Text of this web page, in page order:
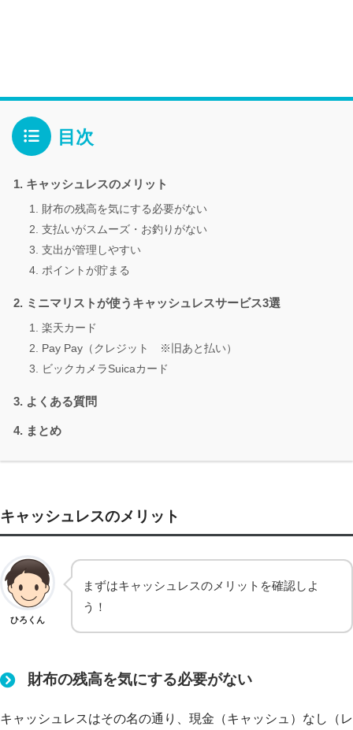
目次
キャッシュレスのメリット
財布の残高を気にする必要がない
支払いがスムーズ・お釣りがない
支出が管理しやすい
ポイントが貯まる
ミニマリストが使うキャッシュレスサービス3選
楽天カード
Pay Pay（クレジット ※旧あと払い）
ビックカメラSuicaカード
よくある質問
まとめ
キャッシュレスのメリット
ひろくん
まずはキャッシュレスのメリットを確認しよ
う！
財布の残高を気にする必要がない
キャッシュレスはその名の通り、現金（キャッシュ）なし（レ